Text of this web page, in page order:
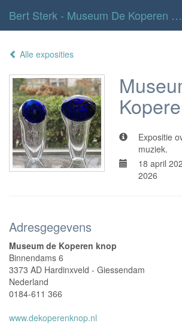
Bert Sterk - Museum De Koperen Knop
Alle exposities
Expositie
muziek.
18 april
2026
Adresgegevens
Museum de Koperen knop
Binnendams 6
3373 AD Hardinxveld - Giessendam
Nederland
0184-611 366
www.dekoperenknop.nl